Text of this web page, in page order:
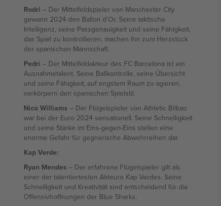
Rodri – Der Mittelfeldspieler von Manchester City
gewann 2024 den Ballon d'Or. Seine taktische
Intelligenz, seine Passgenauigkeit und seine Fähigkeit,
das Spiel zu kontrollieren, machen ihn zum Herzstück
der spanischen Mannschaft.
Pedri – Der Mittelfeldakteur des FC Barcelona ist ein
Ausnahmetalent. Seine Ballkontrolle, seine Übersicht
und seine Fähigkeit, auf engstem Raum zu agieren,
verkörpern den spanischen Spielstil.
Nico Williams – Der Flügelspieler von Athletic Bilbao
war bei der Euro 2024 sensationell. Seine Schnelligkeit
und seine Stärke im Eins-gegen-Eins stellen eine
enorme Gefahr für gegnerische Abwehrreihen dar.
Kap Verde:
Ryan Mendes – Der erfahrene Flügelspieler gilt als
einer der talentiertesten Akteure Kap Verdes. Seine
Schnelligkeit und Kreativität sind entscheidend für die
Offensivhoffnungen der Blue Sharks.